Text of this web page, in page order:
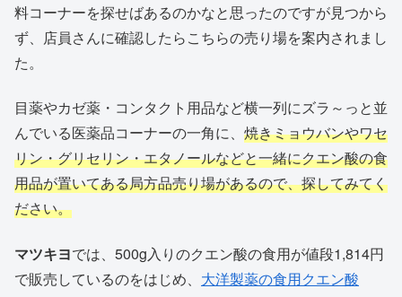
料コーナーを探せばあるのかなと思ったのですが見つから
ず、店員さんに確認したらこちらの売り場を案内されまし
た。
目薬やカゼ薬・コンタクト用品など横一列にズラ～っと並
んでいる医薬品コーナーの一角に、 焼きミョウバンやワセ
リン・グリセリン・エタノールなどと一緒にクエン酸の食
用品が置いてある局方品売り場があるので、探してみてく
ださい。
マツキヨでは、500g入りのクエン酸の食用が値段1,814円
で販売しているのをはじめ、 大洋製薬の食用クエン酸